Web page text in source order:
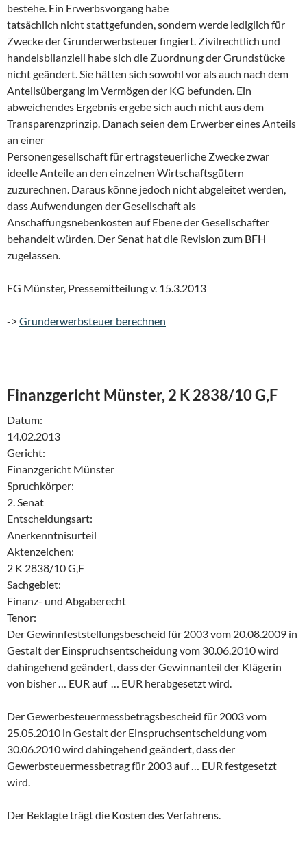
bestehe. Ein Erwerbsvorgang habe
tatsächlich nicht stattgefunden, sondern werde lediglich für
Zwecke der Grunderwerbsteuer fingiert. Zivilrechtlich und
handelsbilanziell habe sich die Zuordnung der Grundstücke
nicht geändert. Sie hätten sich sowohl vor als auch nach dem
Anteilsübergang im Vermögen der KG befunden. Ein
abweichendes Ergebnis ergebe sich auch nicht aus dem
Transparenzprinzip. Danach seien dem Erwerber eines Anteils
an einer
Personengesellschaft für ertragsteuerliche Zwecke zwar
ideelle Anteile an den einzelnen Wirtschaftsgütern
zuzurechnen. Daraus könne jedoch nicht abgeleitet werden,
dass Aufwendungen der Gesellschaft als
Anschaffungsnebenkosten auf Ebene der Gesellschafter
behandelt würden. Der Senat hat die Revision zum BFH
zugelassen.
FG Münster, Pressemitteilung v. 15.3.2013
-> Grunderwerbsteuer berechnen
Finanzgericht Münster, 2 K 2838/10 G,F
Datum:
14.02.2013
Gericht:
Finanzgericht Münster
Spruchkörper:
2. Senat
Entscheidungsart:
Anerkenntnisurteil
Aktenzeichen:
2 K 2838/10 G,F
Sachgebiet:
Finanz- und Abgaberecht
Tenor:
Der Gewinnfeststellungsbescheid für 2003 vom 20.08.2009 in
Gestalt der Einspruchsentscheidung vom 30.06.2010 wird
dahingehend geändert, dass der Gewinnanteil der Klägerin
von bisher … EUR auf … EUR herabgesetzt wird.
Der Gewerbesteuermessbetragsbescheid für 2003 vom
25.05.2010 in Gestalt der Einspruchsentscheidung vom
30.06.2010 wird dahingehend geändert, dass der
Gewerbsteuermessbetrag für 2003 auf … EUR festgesetzt
wird.
Der Beklagte trägt die Kosten des Verfahrens.